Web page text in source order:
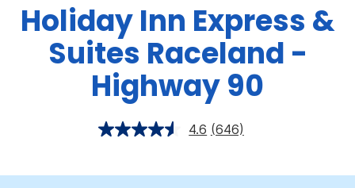
Holiday Inn Express &
Suites Raceland -
Highway 90
4.6 (646)